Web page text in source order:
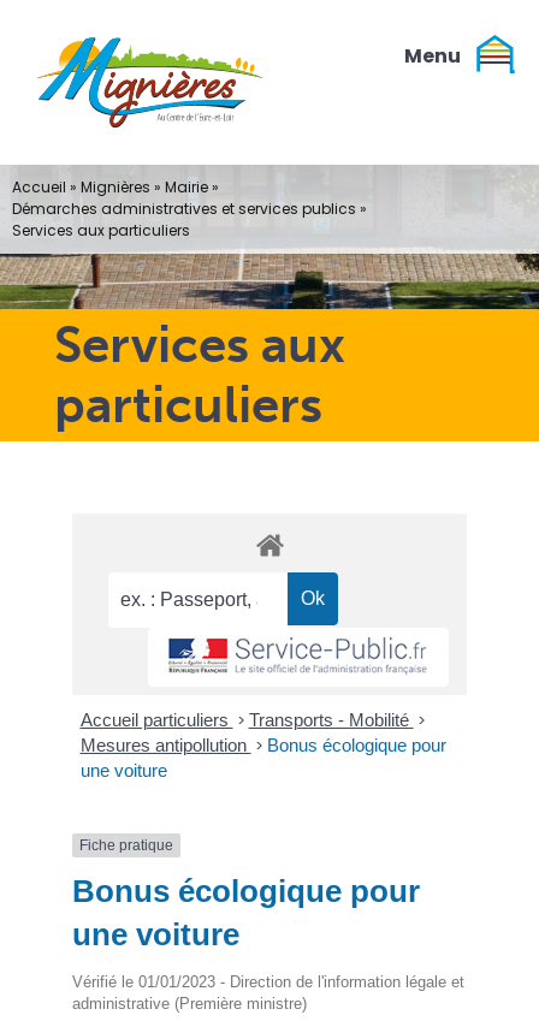
contenu
Services aux
particuliers
Accueil » Mignières » Mairie»
Démarches administratives et services publics »
Services aux particuliers
Accueil particuliers > Transports - Mobilité >
Mesures antipollution > Bonus écologique pour
une voiture
Fiche pratique
Bonus écologique pour
une voiture
Vérifié le 01/01/2023 - Direction de l'information légale et
administrative (Première ministre)